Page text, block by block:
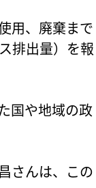
用、廃棄まで
排出量）を報
国や地域の政
さんは、この